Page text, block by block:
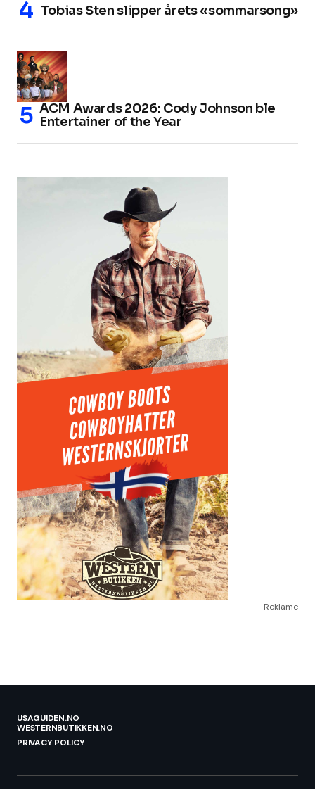
Tobias Sten slipper årets «sommarsong»
ACM Awards 2026: Cody Johnson ble
Entertainer of the Year
Reklame
USAGUIDEN.NO
WESTERNBUTIKKEN.NO
PRIVACY POLICY